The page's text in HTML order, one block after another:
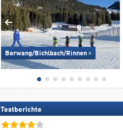
Berwang/​Bichlbach/​Rinnen
Testberichte